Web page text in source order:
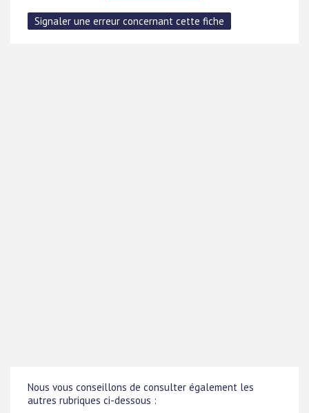
Nous vous conseillons de consulter également les
autres rubriques ci-dessous :